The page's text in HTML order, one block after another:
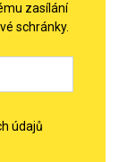
zasílání
schránky.
údajů